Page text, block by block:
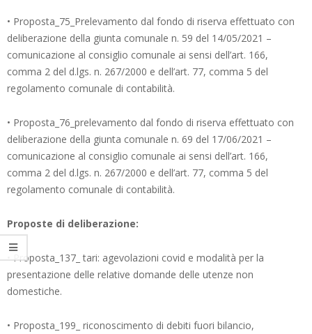
• Proposta_75_Prelevamento dal fondo di riserva effettuato con
deliberazione della giunta comunale n. 59 del 14/05/2021 –
comunicazione al consiglio comunale ai sensi dell’art. 166,
comma 2 del d.lgs. n. 267/2000 e dell’art. 77, comma 5 del
regolamento comunale di contabilità.
• Proposta_76_prelevamento dal fondo di riserva effettuato con
deliberazione della giunta comunale n. 69 del 17/06/2021 –
comunicazione al consiglio comunale ai sensi dell’art. 166,
comma 2 del d.lgs. n. 267/2000 e dell’art. 77, comma 5 del
regolamento comunale di contabilità.
Proposte di deliberazione:
• Proposta_137_ tari: agevolazioni covid e modalità per la
presentazione delle relative domande delle utenze non
domestiche.
• Proposta_199_ riconoscimento di debiti fuori bilancio,